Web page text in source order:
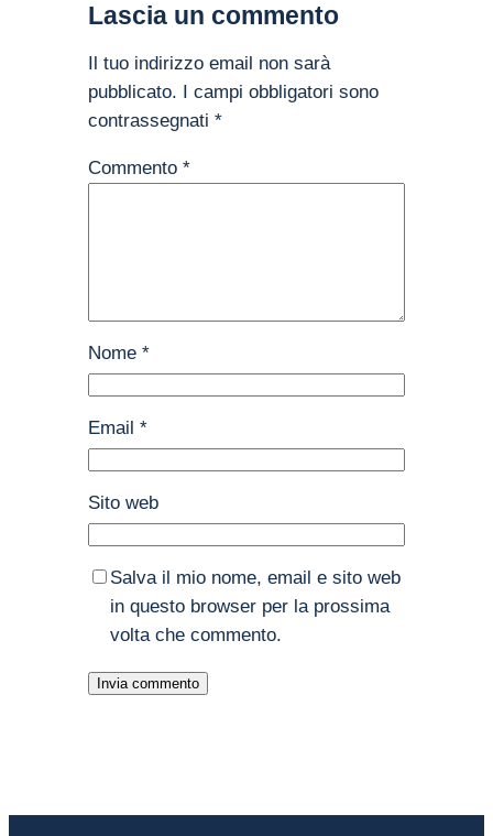
Lascia un commento
Il tuo indirizzo email non sarà
pubblicato. I campi obbligatori sono
contrassegnati *
Commento *
Nome *
Email *
Sito web
Salva il mio nome, email e sito web
in questo browser per la prossima
volta che commento.